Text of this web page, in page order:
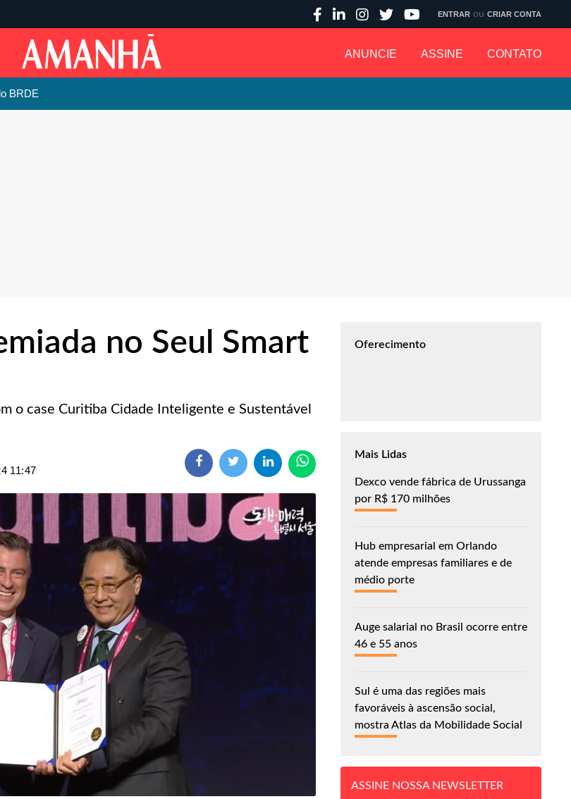
ANUNCIE ASSINE CONTATO
ENTRAR ou CRIAR CONTA
BRDE
no Seul Smart
o case Curitiba Cidade Inteligente e Sustentável
11:47
Oferecimento
Mais Lidas
Dexco vende fábrica de Urussanga
por R$ 170 milhões
Hub empresarial em Orlando
atende empresas familiares e de
médio porte
Auge salarial no Brasil ocorre entre
46 e 55 anos
Sul é uma das regiões mais
favoráveis à ascensão social,
mostra Atlas da Mobilidade Social
ASSINE NOSSA NEWSLETTER